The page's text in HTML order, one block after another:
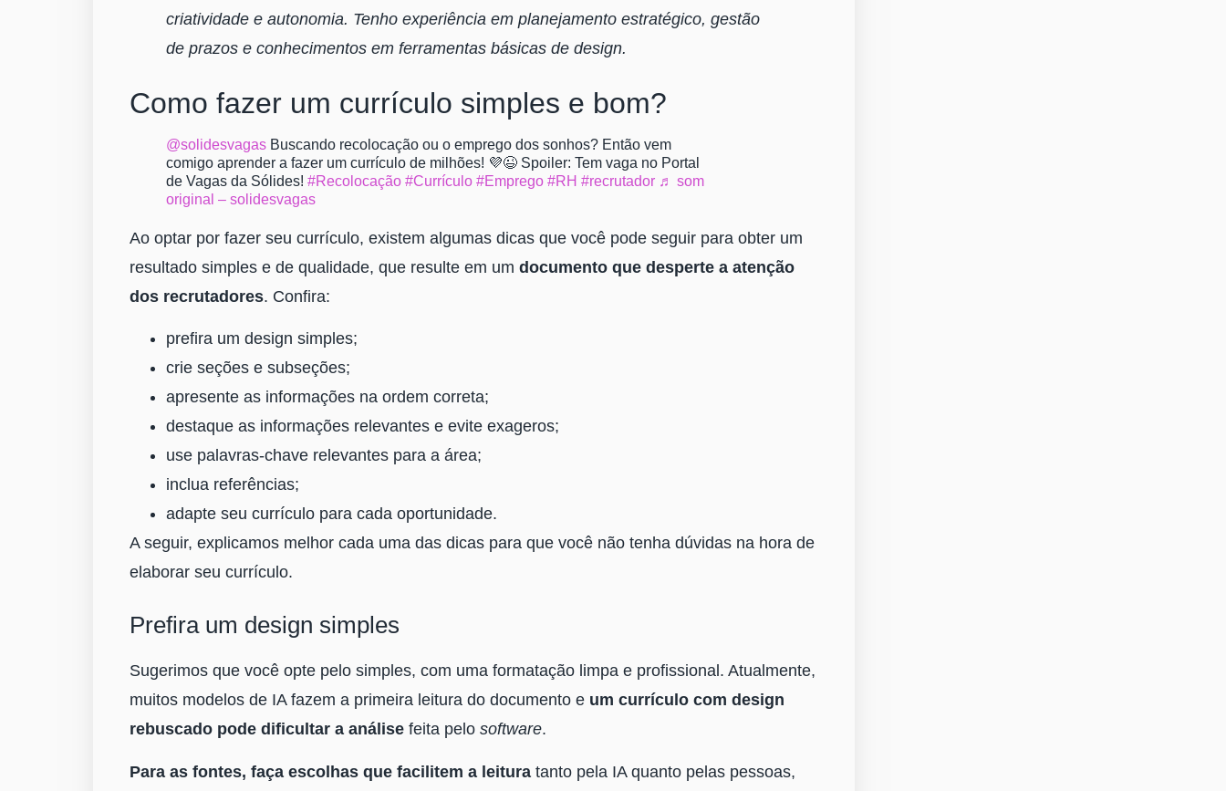
criatividade e autonomia. Tenho experiência em planejamento estratégico, gestão
de prazos e conhecimentos em ferramentas básicas de design.
Como fazer um currículo simples e bom?
@solidesvagas Buscando recolocação ou o emprego dos sonhos? Então vem
comigo aprender a fazer um currículo de milhões! 💜😉 Spoiler: Tem vaga no Portal
de Vagas da Sólides! #Recolocação #Currículo #Emprego #RH #recrutador ♬ som
original – solidesvagas
Ao optar por fazer seu currículo, existem algumas dicas que você pode seguir para obter um
resultado simples e de qualidade, que resulte em um documento que desperte a atenção
dos recrutadores. Confira:
prefira um design simples;
crie seções e subseções;
apresente as informações na ordem correta;
destaque as informações relevantes e evite exageros;
use palavras-chave relevantes para a área;
inclua referências;
adapte seu currículo para cada oportunidade.
A seguir, explicamos melhor cada uma das dicas para que você não tenha dúvidas na hora de
elaborar seu currículo.
Prefira um design simples
Sugerimos que você opte pelo simples, com uma formatação limpa e profissional. Atualmente,
muitos modelos de IA fazem a primeira leitura do documento e um currículo com design
rebuscado pode dificultar a análise feita pelo software.
Para as fontes, faça escolhas que facilitem a leitura tanto pela IA quanto pelas pessoas,